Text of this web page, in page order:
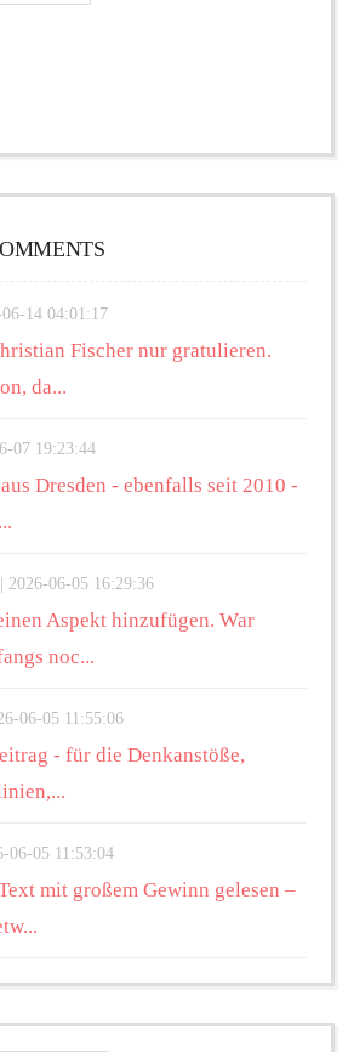
14 04:01:17
Fischer nur gratulieren.
da...
07 19:23:44
Dresden - ebenfalls seit 2010 -
2026-06-05 16:29:36
Aspekt hinzufügen. War
noc...
06-05 11:55:06
- für die Denkanstöße,
06-05 11:53:04
mit großem Gewinn gelesen –